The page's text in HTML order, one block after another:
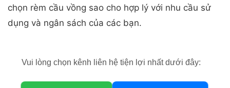
chọn rèm cầu vồng sao cho hợp lý với nhu cầu sử
dụng và ngân sách của các bạn.
Vui lòng chọn kênh liên hệ tiện lợi nhất dưới đây: